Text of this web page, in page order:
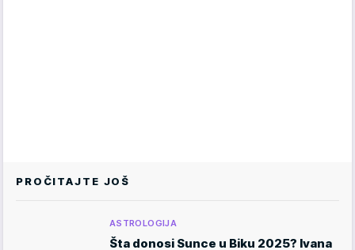
PROČITAJTE JOŠ
ASTROLOGIJA
Šta donosi Sunce u Biku 2025? Ivana